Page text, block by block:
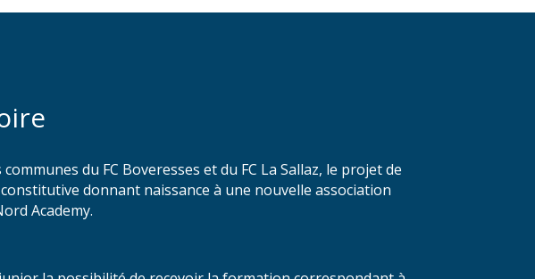
du FC Boveresses et du FC La Sallaz, le projet de
donnant naissance à une nouvelle association
Academy.